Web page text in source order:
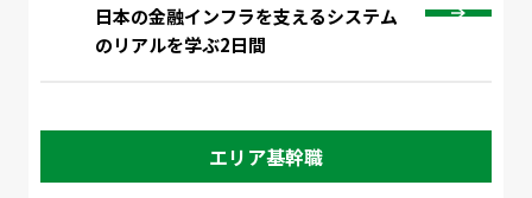
日本の金融インフラを支えるシステム
のリアルを学ぶ2日間
エリア基幹職